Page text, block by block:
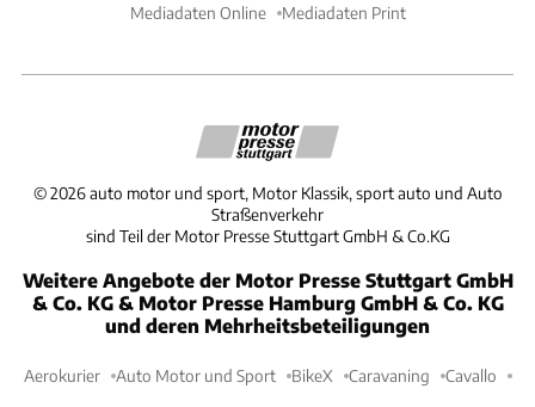
Mediadaten Online Mediadaten Print
©2026 auto motor und sport, Motor Klassik, sport auto und Auto
Straßenverkehr
sind Teil der Motor Presse Stuttgart GmbH & Co.KG
Weitere Angebote der Motor Presse Stuttgart GmbH
& Co. KG & Motor Presse Hamburg GmbH & Co. KG
und deren Mehrheitsbeteiligungen
Aerokurier Auto Motor und Sport BikeX Caravaning Cavallo